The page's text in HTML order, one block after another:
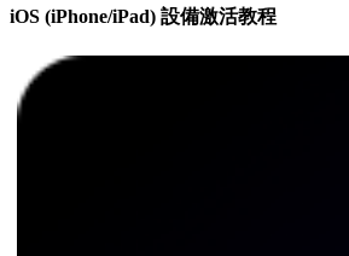
iOS (iPhone/iPad) 設備激活教程